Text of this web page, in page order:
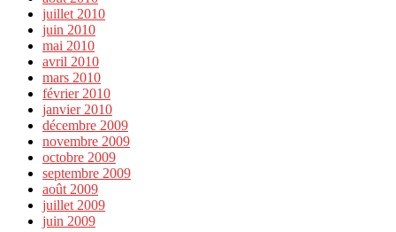
juillet 2010
juin 2010
mai 2010
avril 2010
mars 2010
février 2010
janvier 2010
décembre 2009
novembre 2009
octobre 2009
septembre 2009
août 2009
juillet 2009
juin 2009